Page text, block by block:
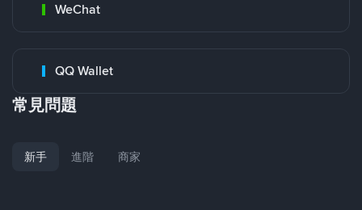
WeChat
QQ Wallet
常見問題
新手 進階 商家